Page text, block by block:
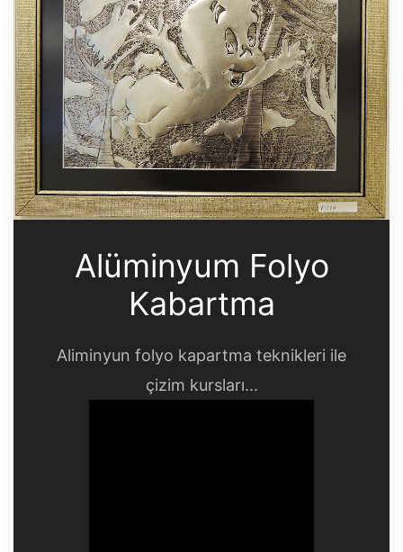
Alüminyum Folyo
Kabartma
Aliminyun folyo kapartma teknikleri ile
çizim kursları...